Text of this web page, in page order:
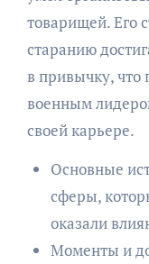
товарищей. Его
старанию
в привычку, что
военным
своей карьере.
Основные
сферы,
оказали
Моменты и